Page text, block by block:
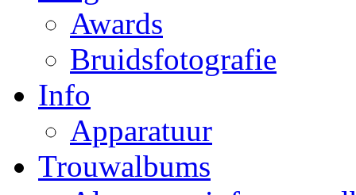
Awards
Bruidsfotografie
Info
Apparatuur
Trouwalbums